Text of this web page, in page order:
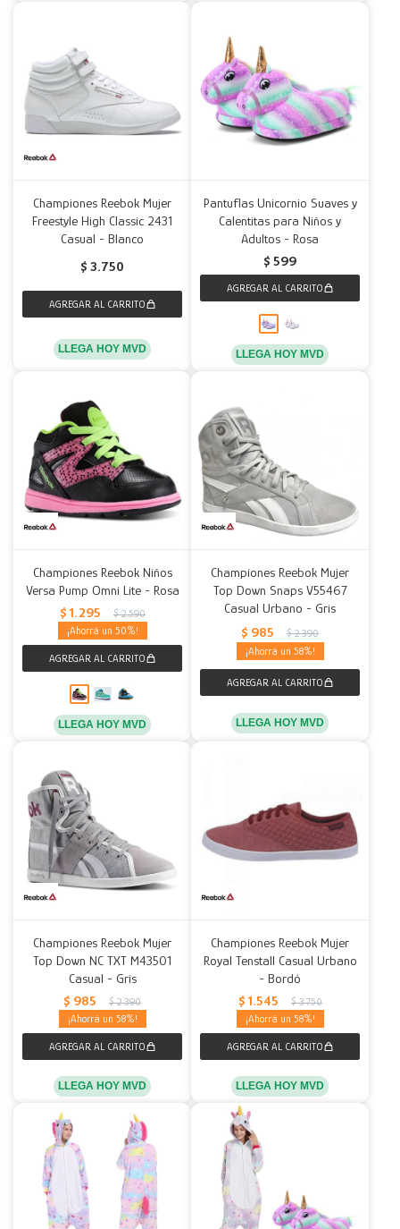
Championes Reebok Mujer
Freestyle High Classic 2431
Casual - Blanco
$ 3.750
LLEGA HOY MVD
Pantuflas Unicornio Suaves y
Calentitas para Niños y
Adultos - Rosa
$ 599
LLEGA HOY MVD
Championes Reebok Niños
Versa Pump Omni Lite - Rosa
$ 1.295 $ 2.590
50
LLEGA HOY MVD
Championes Reebok Mujer
Top Down Snaps V55467
Casual Urbano - Gris
$ 985 $ 2.390
58
LLEGA HOY MVD
Championes Reebok Mujer
Top Down NC TXT M43501
Casual - Gris
$ 985 $ 2.390
58
LLEGA HOY MVD
Championes Reebok Mujer
Royal Tenstall Casual Urbano
- Bordó
$ 1.545 $ 3.750
58
LLEGA HOY MVD